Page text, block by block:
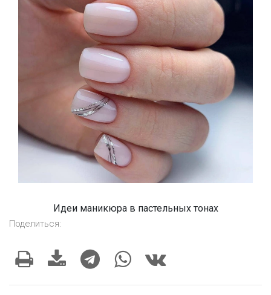
Идеи маникюра в пастельных тонах
Поделиться: